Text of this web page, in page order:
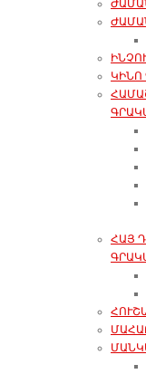
ԿԻՆՈ
ՀԱՅ